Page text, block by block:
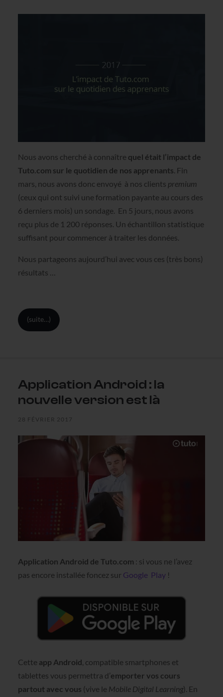
Nous avons cherché à connaître quel était l’impact de
Tuto.com sur le quotidien de nos apprenants. Fin
mars, nous avons donc envoyé à nos clients premium
(ceux qui ont suivi une formation payante au cours des
6 derniers mois) un sondage. En 5 jours, nous avons
reçu plus de 1 200 réponses. Un échantillon statistique
suffisant pour commencer à traiter les données.
Nous partageons aujourd’hui avec vous ces (très bons)
résultats …
(suite…)
Application Android : la
nouvelle version est là
28 FÉVRIER 2017
Application Android de Tuto.com : si vous ne l’avez
pas encore installée foncez sur Google Play!
Cette app Android, compatible smartphones et
tablettes vous permettra d’emporter vos cours
partout avec vous (vive le Mobile Digital Learning). En